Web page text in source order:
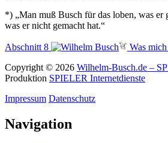
*) „Man muß Busch für das loben, was er
was er nicht gemacht hat.“
Abschnitt 8
Was
Copyright © 2026 Wilhelm-Busch.de –
Produktion SPIELER Internetdienste
Impressum Datenschutz
Navigation